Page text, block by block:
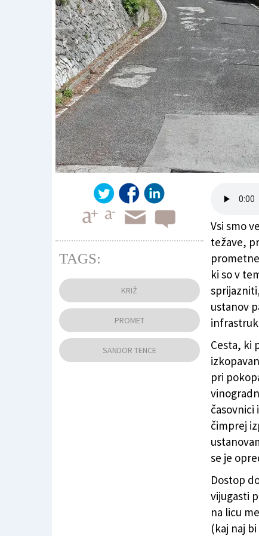
Prepoved vožnje po rebri, ki z Obalne ceste
Vsi smo
težave,
ki so v
ustanov
Cesta, ki
pri
časovnici
čimprej
se je
Dostop
vijugasti
na licu
(kaj naj
TAGS:
KRIŽ
PROMET
SANDOR TENCE